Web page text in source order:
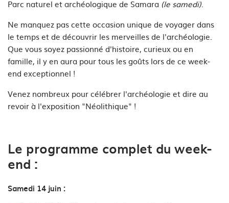
Parc naturel et archéologique de Samara (le samedi).
Ne manquez pas cette occasion unique de voyager dans
le temps et de découvrir les merveilles de l'archéologie.
Que vous soyez passionné d'histoire, curieux ou en
famille, il y en aura pour tous les goûts lors de ce week-
end exceptionnel !
Venez nombreux pour célébrer l'archéologie et dire au
revoir à l'exposition "Néolithique" !
Le programme complet du week-
end :
Samedi 14 juin :